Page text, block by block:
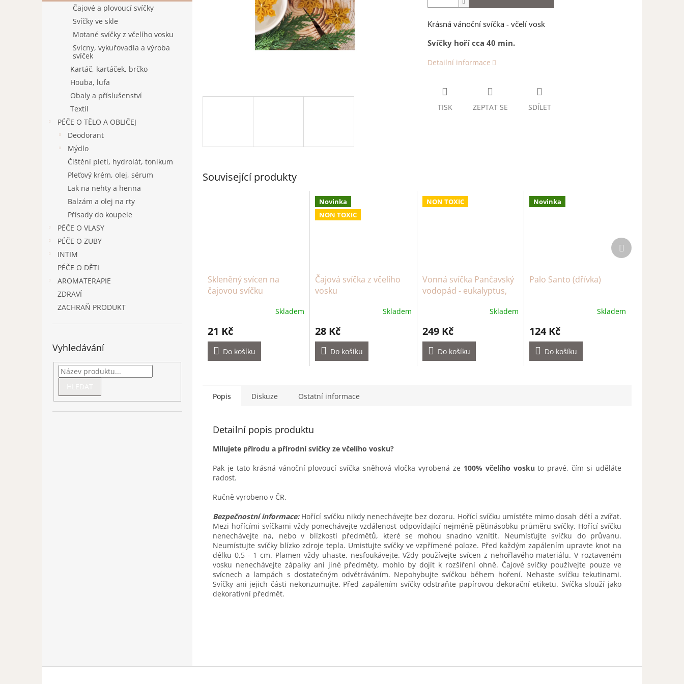
Čajové a plovoucí svíčky
Svíčky ve skle
Motané svíčky z včelího vosku
Svícny, vykuřovadla a výroba
svíček
Kartáč, kartáček, brčko
Houba, lufa
Obaly a příslušenství
Textil
PÉČE O TĚLO A OBLIČEJ
Deodorant
Mýdlo
Čištění pleti, hydrolát, tonikum
Pleťový krém, olej, sérum
Lak na nehty a henna
Balzám a olej na rty
Přísady do koupele
PÉČE O VLASY
PÉČE O ZUBY
INTIM
PÉČE O DĚTI
AROMATERAPIE
ZDRAVÍ
ZACHRAŇ PRODUKT
Vyhledávání
Krásná vánoční svíčka - včelí vosk
Svíčky hoří cca 40 min.
Detailní informace
TISK ZEPTAT SE SDÍLET
Související produkty
Skleněný svícen na
čajovou svíčku
Skladem
21 Kč
Do košíku
Novinka
NON TOXIC
Čajová svíčka z včelího
vosku
Skladem
28 Kč
Do košíku
NON TOXIC
Vonná svíčka Pančavský
vodopád - eukalyptus,
červený tymián (min. 12
Skladem
249 Kč
Do košíku
Novinka
Palo Santo (dřívka)
Skladem
124 Kč
Do košíku
Další
produkt
Popis Diskuze Ostatní informace
Detailní popis produktu
Milujete přírodu a přírodní svíčky ze včelího vosku?
Pak je tato krásná vánoční plovoucí svíčka sněhová vločka vyrobená ze 100% včelího vosku to pravé, čím si uděláte
radost.
Ručně vyrobeno v ČR.
Bezpečnostní informace: Hořící svíčku nikdy nenechávejte bez dozoru. Hořící svíčku umístěte mimo dosah dětí a zvířat.
Mezi hořícími svíčkami vždy ponechávejte vzdálenost odpovídající nejméně pětinásobku průměru svíčky. Hořící svíčku
nenechávejte na, nebo v blízkosti předmětů, které se mohou snadno vznítit. Neumísťujte svíčku do průvanu.
Neumísťujte svíčky blízko zdroje tepla. Umisťujte svíčky ve vzpřímené poloze. Před každým zapálením upravte knot na
délku 0,5 - 1 cm. Plamen vždy uhaste, nesfoukávejte. Vždy používejte svícen z nehořlavého materiálu. V roztaveném
vosku nenechávejte zápalky ani jiné předměty, mohlo by dojít k rozšíření ohně. Čajové svíčky používejte pouze ve
svícnech a lampách s dostatečným odvětráváním. Nepohybujte svíčkou během hoření. Nehaste svíčku tekutinami.
Svíčky ani jejich části nekonzumujte. Před zapálením svíčky odstraňte papírovou dekorační etiketu. Svíčka slouží jako
dekorativní předmět.